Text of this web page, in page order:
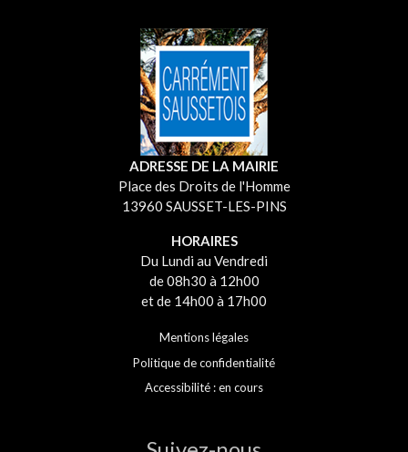
ADRESSE DE LA MAIRIE
Place des Droits de l'Homme
13960 SAUSSET-LES-PINS
HORAIRES
Du Lundi au Vendredi
de 08h30 à 12h00
et de 14h00 à 17h00
Mentions légales
Politique de confidentialité
Accessibilité : en cours